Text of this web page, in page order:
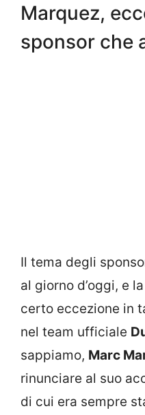
Marquez,
sponsor che
Il tema degli
al giorno d’oggi, e
certo eccezione in
nel team ufficiale
sappiamo, Marc
rinunciare al suo
di cui era sempre